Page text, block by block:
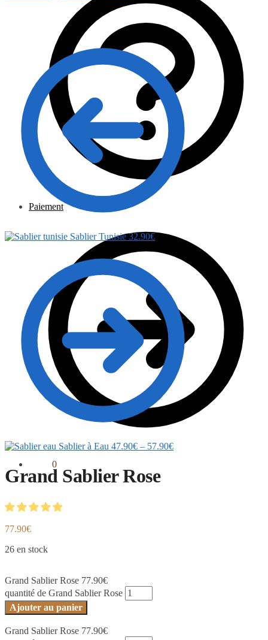
Paiement
0
Sablier Tunisie 32.90€
Sablier à Eau 47.90€ – 57.90€
Grand Sablier Rose
77.90€
26 en stock
Grand Sablier Rose 77.90€
quantité de Grand Sablier Rose
Ajouter au panier
Grand Sablier Rose 77.90€